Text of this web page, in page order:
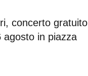
concerto gratuito
agosto in piazza